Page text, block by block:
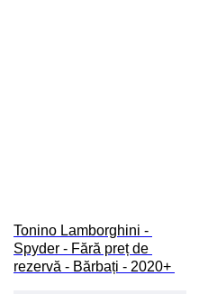
Tonino Lamborghini -
Spyder - Fără preț de
rezervă - Bărbați - 2020+